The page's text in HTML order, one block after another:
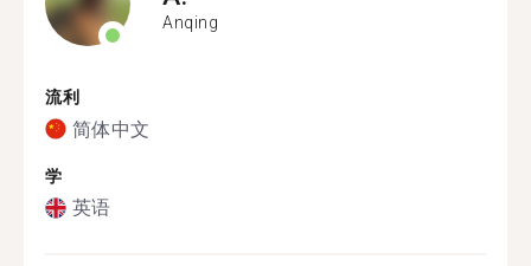
Anqing
流利
简体中文
学
英语